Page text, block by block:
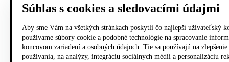
Súhlas s cookies a sledovacími údajmi
Aby sme Vám na všetkých stránkach poskytli čo najlepší užívateľský
používame súbory cookie a podobné technológie na spracovanie
koncovom zariadení a osobných údajoch. Tie sa používajú na zlepšenie
používania, na analýzy, integráciu sociálnych médií a personalizáciu